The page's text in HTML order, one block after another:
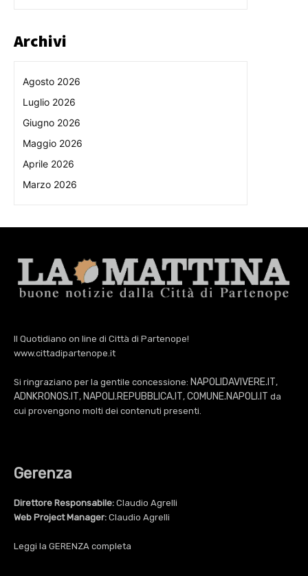
Archivi
Agosto 2026
Luglio 2026
Giugno 2026
Maggio 2026
Aprile 2026
Marzo 2026
Il Quotidiano on line di Città di Partenope!
www.cittadipartenope.it
Si ringraziano per la gentile concessione: NAPOLIDAVIVERE.IT,
ADNKRONOS.IT, NAPOLI.REPUBBLICA.IT, COMUNE.NAPOLI.IT da
cui provengono molti dei contenuti presenti.
Gerenza
Direttore Responsabile: Claudio Agrelli
Web Project Manager: Claudio Agrelli
Leggi la GERENZA completa